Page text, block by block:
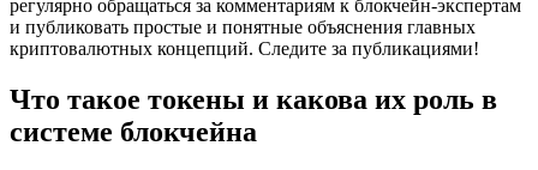
регулярно обращаться за комментариям к блокчейн-экспертам
и публиковать простые и понятные объяснения главных
криптовалютных концепций. Следите за публикациями!
Что такое токены и какова их роль в
системе блокчейна